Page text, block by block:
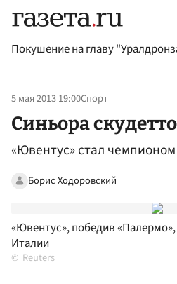
Покушение на главу
5 мая 2013 19:00Спорт
Синьора скудетто
«Ювентус» стал
Борис Ходоровский
«Ювентус», победив
Италии
Reuters